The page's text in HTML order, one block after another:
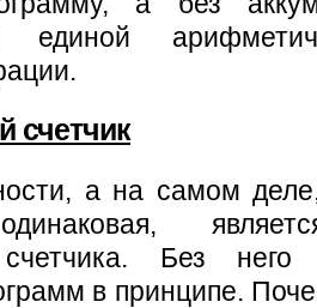
единой
счетчик
а на самом
счетчика. Без него
в принципе.